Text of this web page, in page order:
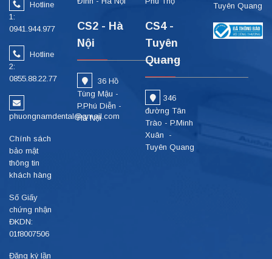
Hotline
1:
0941.944.977
Hotline
2:
0855.88.22.77
phuongnamdental@gmail.com
Chính sách
bảo mật
thông tin
khách hàng
Số Giấy
chứng nhận
ĐKDN:
01f8007506
Đăng ký lần
CS2 - Hà
Nội
36 Hồ
Tùng Mậu -
P.Phú Diễn -
Hà Nội
CS4 -
Tuyên
Quang
346
đường Tân
Trào - P.Minh
Xuân -
Tuyên Quang
Tuyên Quang